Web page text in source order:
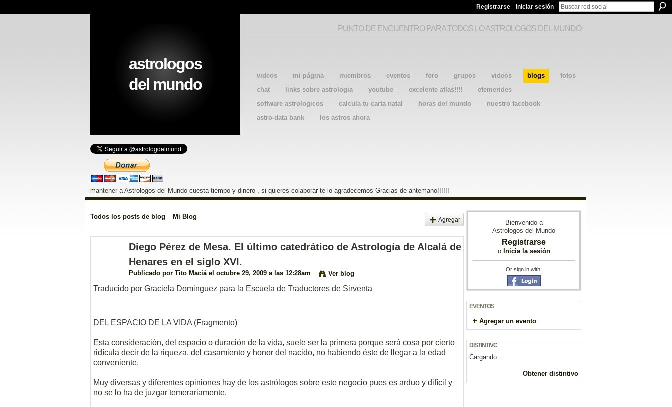
Registrarse Iniciar sesión
videos mi página miembros eventos foro grupos videos blogs
fotos
chat
links sobre astrologia youtube excelente atlas!!!!
efemerides
software astrologicos
calcula tu carta natal horas del mundo
nuestro facebook
astro-data bank
los astros ahora
astrologos
del mundo
PUNTO DE ENCUENTRO PARA TODOS LO ASTROLOGOS DEL MUNDO
mantener a Astrologos del Mundo cuesta tiempo y dinero , si quieres colaborar te lo agradecemos Gracias de antemano!!!!!!
Todos los posts de blog Mi Blog Agregar
Diego Pérez de Mesa. El último catedrático de Astrología de Alcalá de
Henares en el siglo XVI.
Publicado por Tito Maciáel octubre 29, 2009 a las 12:28am Ver blog
Traducido por Graciela Dominguez para la Escuela de Traductores de Sirventa
DEL ESPACIO DE LA VIDA (Fragmento)
Esta consideración, del espacio o duración de la vida, suele ser la primera porque será cosa por cierto
ridícula decir de la riqueza, del casamiento y honor del nacido, no habiendo éste de llegar a la edad
conveniente.
Muy diversas y diferentes opiniones hay de los astrólogos sobre este negocio pues es arduo y difícil y
no se lo ha de juzgar temerariamente.
Bienvenido a
Astrologos del Mundo
Registrarse
o Inicia la sesión
Or sign in with:
EVENTOS
Agregar un evento
DISTINTIVO
Cargando…
Obtener distintivo